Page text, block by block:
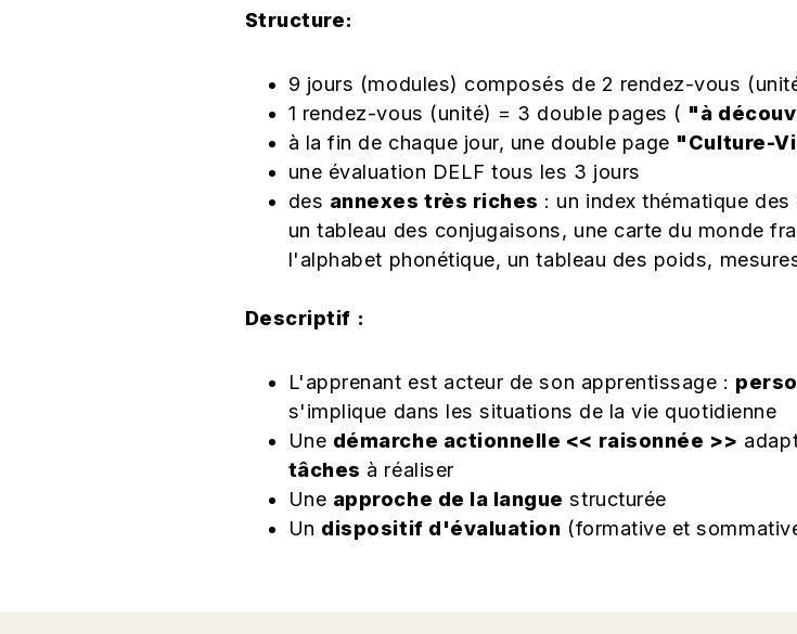
Structure:
9 jours (modules) composés de 2 rendez-vous
1 rendez-vous (unité) = 3 double pages ( "à
à la fin de chaque jour, une double page "Culture-
une évaluation DELF tous les 3 jours
des annexes très riches : un index thématique
un tableau des conjugaisons, une carte du monde
l'alphabet phonétique, un tableau des poids,
Descriptif :
L'apprenant est acteur de son apprentissage :
s'implique dans les situations de la vie quotidienne
Une démarche actionnelle << raisonnée >>
tâches à réaliser
Une approche de la langue structurée
Un dispositif d'évaluation (formative et